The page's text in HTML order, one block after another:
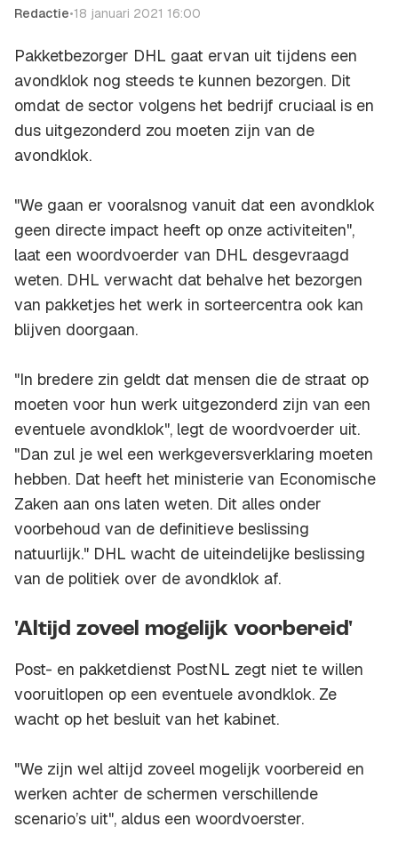
Redactie•18 januari 2021 16:00
Pakketbezorger DHL gaat ervan uit tijdens een
avondklok nog steeds te kunnen bezorgen. Dit
omdat de sector volgens het bedrijf cruciaal is en
dus uitgezonderd zou moeten zijn van de
avondklok.
"We gaan er vooralsnog vanuit dat een avondklok
geen directe impact heeft op onze activiteiten",
laat een woordvoerder van DHL desgevraagd
weten. DHL verwacht dat behalve het bezorgen
van pakketjes het werk in sorteercentra ook kan
blijven doorgaan.
"In bredere zin geldt dat mensen die de straat op
moeten voor hun werk uitgezonderd zijn van een
eventuele avondklok", legt de woordvoerder uit.
"Dan zul je wel een werkgeversverklaring moeten
hebben. Dat heeft het ministerie van Economische
Zaken aan ons laten weten. Dit alles onder
voorbehoud van de definitieve beslissing
natuurlijk." DHL wacht de uiteindelijke beslissing
van de politiek over de avondklok af.
'Altijd zoveel mogelijk voorbereid'
Post- en pakketdienst PostNL zegt niet te willen
vooruitlopen op een eventuele avondklok. Ze
wacht op het besluit van het kabinet.
"We zijn wel altijd zoveel mogelijk voorbereid en
werken achter de schermen verschillende
scenario’s uit", aldus een woordvoerster.